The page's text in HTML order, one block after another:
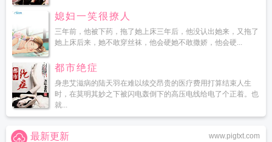
媳妇一笑很撩人
三年前，他被下药，拖了她上床三年后，他没认出她来，又拖了
她上床后来，她不敢穿丝袜，他会硬她不敢撒娇，他会硬...
都市绝症
身患艾滋病的陆天羽在难以续交昂贵的医疗费用打算结束人生
时，在莫明其妙之下被闪电轰倒下的高压电线给电了个正着。也
就...
www.pigtxt.com
最新更新